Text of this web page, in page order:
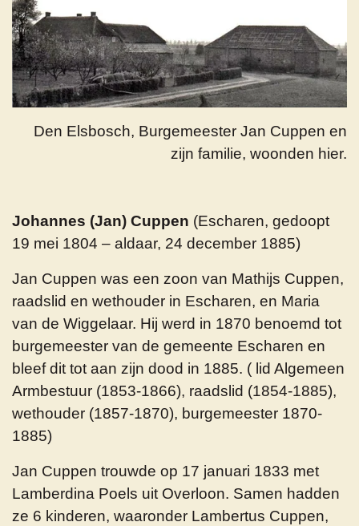
Den Elsbosch, Burgemeester Jan Cuppen en
zijn familie, woonden hier.
Johannes (Jan) Cuppen (Escharen, gedoopt
19 mei 1804 – aldaar, 24 december 1885)
Jan Cuppen was een zoon van Mathijs Cuppen,
raadslid en wethouder in Escharen, en Maria
van de Wiggelaar. Hij werd in 1870 benoemd tot
burgemeester van de gemeente Escharen en
bleef dit tot aan zijn dood in 1885. ( lid Algemeen
Armbestuur (1853-1866), raadslid (1854-1885),
wethouder (1857-1870), burgemeester 1870-
1885)
Jan Cuppen trouwde op 17 januari 1833 met
Lamberdina Poels uit Overloon. Samen hadden
ze 6 kinderen, waaronder Lambertus Cuppen,